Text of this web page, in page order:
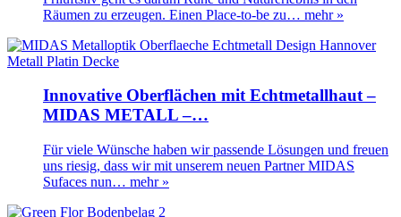
Räumen zu erzeugen. Einen Place-to-be zu… mehr »
Innovative Oberflächen mit Echtmetallhaut –
MIDAS METALL –…
Für viele Wünsche haben wir passende Lösungen und freuen
uns riesig, dass wir mit unserem neuen Partner MIDAS
Sufaces nun… mehr »